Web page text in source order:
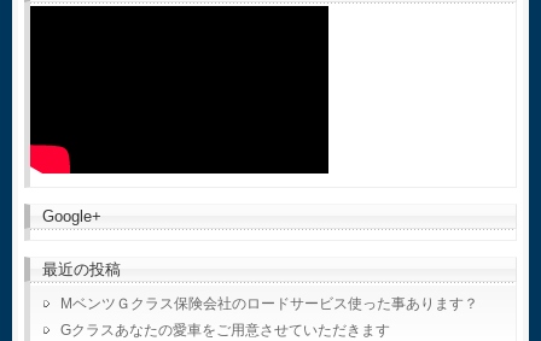
Google+
最近の投稿
MベンツＧクラス保険会社のロードサービス使った事あります？
Gクラスあなたの愛車をご用意させていただきます